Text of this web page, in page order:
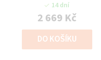
14 dní
2 669 Kč
DO KOŠÍKU